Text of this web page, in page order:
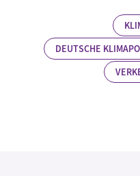
DEUTSCHE